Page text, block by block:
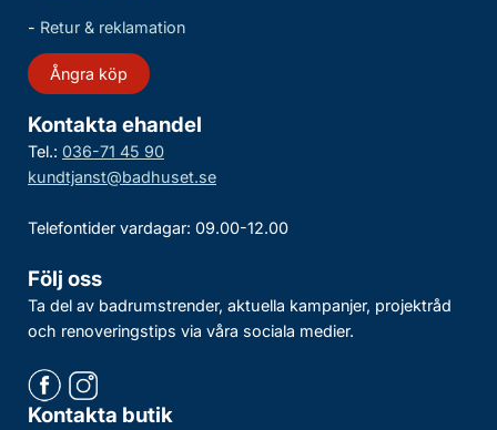
- Retur & reklamation
Ångra köp
Kontakta ehandel
Tel.: 036-71 45 90
kundtjanst@badhuset.se
Telefontider vardagar: 09.00-12.00
Följ oss
Ta del av badrumstrender, aktuella kampanjer, projektråd
och renoveringstips via våra sociala medier.
Kontakta butik